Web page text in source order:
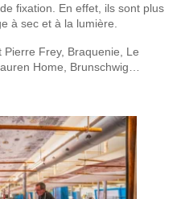
fixation. En effet, ils sont plus
à sec et à la lumière.
Frey, Braquenie, Le
Home, Brunschwig…